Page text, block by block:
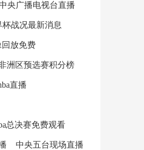
央广播电视台直播
战况最新消息
回放免费
洲区预选赛积分榜
直播
总决赛免费观看
中央五台现场直播